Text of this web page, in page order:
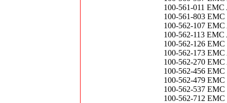
100-561-011
100-561-803
100-562-107 EMC
100-562-113
100-562-126
100-562-173
100-562-270
100-562-456
100-562-479
100-562-537
100-562-712